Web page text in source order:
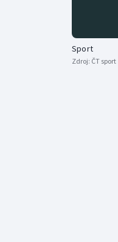
Sport
Zdroj: ČT sport